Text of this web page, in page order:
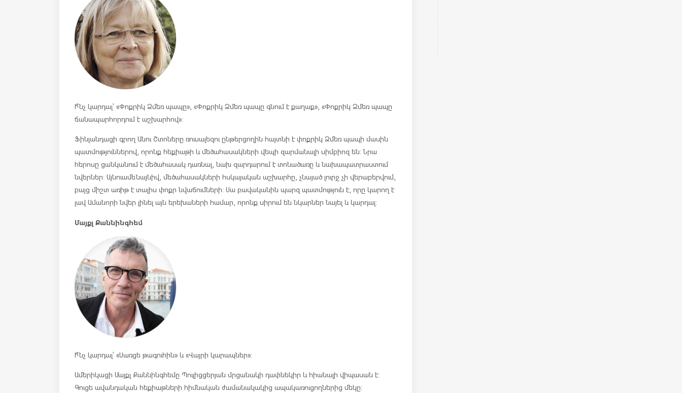
Ի՞նչ կարդալ՝ «Փոքրիկ Ձմեռ պապը», «Փոքրիկ Ձմեռ պապը գնում է քաղաք», «Փոքրիկ Ձմեռ պապը
ճանապարհորդում է աշխարհով»:
Ֆինլանդացի գրող Անու Շտոները ռուսալեզու ընթերցողին հայտնի է փոքրիկ Ձմեռ պապի մասին
պատմություններով, որոնք հեքիաթի և մեծահասակների վեպի զարմանալի սիմբիոզ են: Նրա
հերոսը ցանկանում է մեծահասակ դառնալ, նախ զարդարում է տոնածառը և նախապատրաստում
նվերներ: Այնուամենայնիվ, մեծահասակների հսկայական աշխարհը, չնայած լուրջ չի վերաբերվում,
բայց միշտ առիթ է տալիս փոքր նվաճումների: Սա բավականին պարզ պատմություն է, որը կարող է
լավ Ամանորի նվեր լինել այն երեխաների համար, որոնք սիրում են նկարներ նայել և կարդալ:
Մայքլ Քաննինգհեմ
Ի՞նչ կարդալ՝ «Սառցե թագուհին» և «Վայրի կարապներ»:
Ամերիկացի Մայքլ Քաննինգհեմը Պուլիցցերյան մրցանակի դափնեկիր և հիանալի վիպասան է:
Գուցե ավանդական հեքիաթների հիմնական ժամանակակից ապակառուցողներից մեկը: